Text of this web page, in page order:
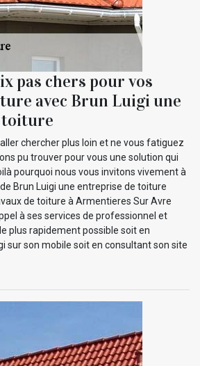
pas chers pour vos
avec Brun Luigi une
toiture
chercher plus loin et ne vous fatiguez
pu trouver pour vous une solution qui
pourquoi nous vous invitons vivement à
Brun Luigi une entreprise de toiture
de toiture à Armentieres Sur Avre
à ses services de professionnel et
plus rapidement possible soit en
sur son mobile soit en consultant son site